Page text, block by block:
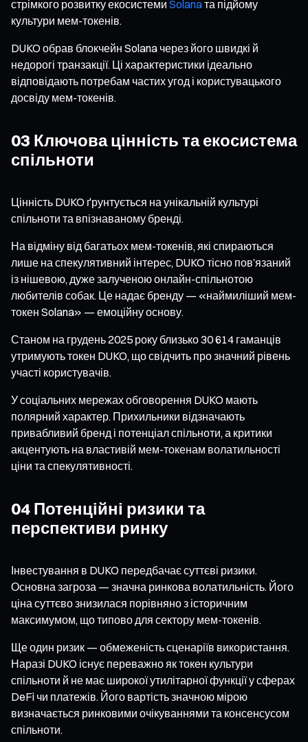
стрімкого розвитку екосистеми Solanaта підйому
культури мем-токенів.
DUKO обрав блокчейн Solana через його швидкі й
недорогі транзакції. Ці характеристики ідеально
відповідають потребам частих угод і користувацького
досвіду мем-токенів.
03 Ключова цінність та екосистема
спільноти
Цінність DUKO ґрунтується на унікальній культурі
спільноти та впізнаваному бренді.
На відміну від багатьох мем-токенів, які спираються
лише на спекулятивний інтерес, DUKO тісно пов’язаний
із нішевою, дуже залученою онлайн-спільнотою
любителів собак. Це надає бренду — «наймиліший мем-
токен Solana» — емоційну основу.
Станом на грудень 2025 року близько 30 614 гаманців
утримують токен DUKO, що свідчить про значний рівень
участі користувачів.
У соціальних мережах обговорення DUKO мають
полярний характер. Прихильники відзначають
привабливий бренд і потенціал спільноти, а критики
акцентують на властивій мем-токенам волатильності
ціни та спекулятивності.
04 Потенційні ризики та
перспективи ринку
Інвестування в DUKO передбачає суттєві ризики.
Основна загроза — значна ринкова волатильність. Його
ціна суттєво знизилася порівняно з історичним
максимумом, що типово для сектору мем-токенів.
Ще один ризик — обмеженість сценаріїв використання.
Наразі DUKO існує переважно як токен культури
спільноти й не має широкої утилітарної функції у сферах
DeFi чи платежів. Його вартість значною мірою
визначається ринковими очікуваннями та консенсусом
спільноти.